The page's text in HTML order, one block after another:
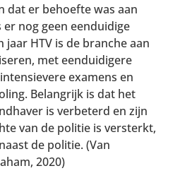
dat er behoefte was aan
er nog geen eenduidige
jaar HTV is de branche aan
met eenduidigere
examens en
Belangrijk is dat het
is verbeterd en zijn
van de politie is versterkt,
de politie. (Van
2020)